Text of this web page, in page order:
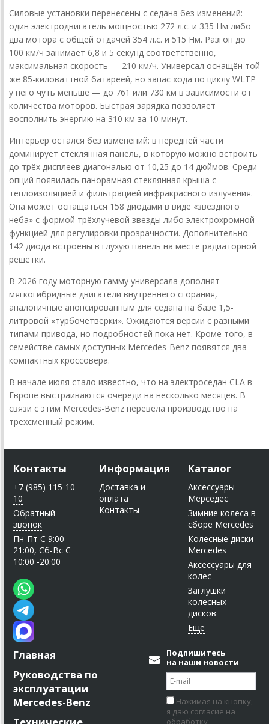
Силовые установки перенесены с седана без изменений:
один электродвигатель мощностью 272 л.с. и 335 Нм либо
два мотора с общей отдачей 354 л.с. и 515 Нм. Разгон до
100 км/ч занимает 6,8 и 5 секунд соответственно,
максимальная скорость — 210 км/ч. Универсал оснащён той
же 85-киловаттной батареей, но запас хода по циклу WLTP
у него чуть меньше — до 761 или 730 км в зависимости от
количества моторов. Быстрая зарядка позволяет
восполнить энергию на 310 км за 10 минут.
Интерьер остался без изменений: в передней части
доминирует стеклянная панель, в которую можно встроить
до трёх дисплеев диагональю от 10,25 до 14 дюймов. Среди
опций появилась панорамная стеклянная крыша с
теплоизоляцией и фильтрацией инфракрасного излучения.
Она может оснащаться 158 диодами в виде «звёздного
неба» с формой трёхлучевой звезды либо электрохромной
функцией для регулировки прозрачности. Дополнительно
142 диода встроены в глухую панель на месте радиаторной
решётки.
В 2026 году моторную гамму универсала дополнят
мягкогибридные двигатели внутреннего сгорания,
аналогичные анонсированным для седана на базе 1,5-
литровой «турбочетвёрки». Ожидаются версии с разными
типами привода, но подробностей пока нет. Кроме того, в
семействе самых доступных Mercedes-Benz появятся два
компактных кроссовера.
В начале июля стало известно, что на электроседан CLA в
Европе выстраиваются очереди на несколько месяцев. В
связи с этим Mercedes-Benz перевела производство на
трёхсменный режим.
Контакты
+7 (985) 115-10-
10
Обратный
звонок
Пн-Пт C 9:00 -
21:00, Сб-Вс С
10:00 -20:00
Информация
Доставка и
оплата
Контакты
Каталог
Аксессуары
Мерседес
Зимние колеса в
сборе Mercedes
Колесные диски
Mercedes
Аксессуары для
колес
Заглушки
колесных
дисков
Главная
Руководства по
эксплуатации
Mercedes-Benz
Подпишитесь
на наши новости
Нажимая на кнопку,
я даю согласие на
обработку